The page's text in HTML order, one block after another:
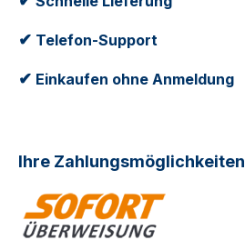
✔ Telefon-Support
✔ Einkaufen ohne Anmeldung
Ihre Zahlungsmöglichkeiten